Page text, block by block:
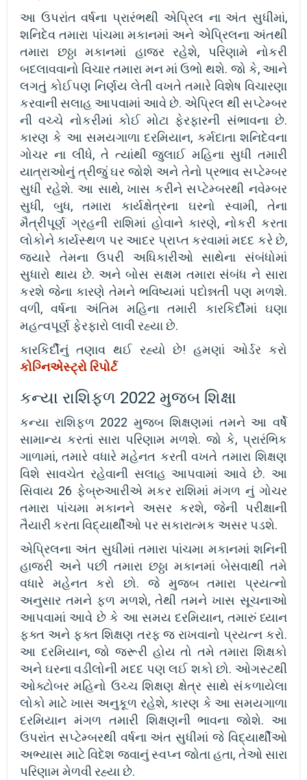
આ ઉપરાંત વર્ષના પ્રારંભથી એપ્રિલ ના અંત સુધીમાં,
શનિદેવ તમારા પાંચમા મકાનમાં અને એપ્રિલના અંતથી
તમારા છઠ્ઠા મકાનમાં હાજર રહેશે, પરિણામે નોકરી
બદલાવવાનો વિચાર તમારા મન માં ઉભો થશે. જો કે, આને
લગતું કોઈપણ નિર્ણય લેતી વખતે તમારે વિશેષ વિચારણા
કરવાની સલાહ આપવામાં આવે છે. એપ્રિલ થી સપ્ટેમ્બર
ની વચ્ચે નોકરીમાં કોઈ મોટા ફેરફારની સંભાવના છે.
કારણ કે આ સમયગાળા દરમિયાન, કર્મદાતા શનિદેવના
ગોચર ના લીધે, તે ત્યાંથી જુલાઈ મહિના સુધી તમારી
યાત્રાઓનું ત્રીજું ઘર જોશે અને તેનો પ્રભાવ સપ્ટેમ્બર
સુધી રહેશે. આ સાથે, ખાસ કરીને સપ્ટેમ્બરથી નવેમ્બર
સુધી, બુધ, તમારા કાર્યક્ષેત્રના ઘરનો સ્વામી, તેના
મૈત્રીપૂર્ણ ગ્રહની રાશિમાં હોવાને કારણે, નોકરી કરતા
લોકોને કાર્યસ્થળ પર આદર પ્રાપ્ત કરવામાં મદદ કરે છે,
જ્યારે તેમના ઉપરી અધિકારીઓ સાથેના સંબંધોમાં
સુધારો થાય છે. અને બોસ સક્ષમ તમારા સંબંધ ને સારા
કરશે જેના કારણે તેમને ભવિષ્યમાં પદોન્નતી પણ મળશે.
વળી, વર્ષના અંતિમ મહિના તમારી કારકિર્દીમાં ઘણા
મહત્વપૂર્ણ ફેરફારો લાવી રહ્યા છે.
કારકિર્દીનું તણાવ થઈ રહ્યો છે! હમણાં ઓર્ડર કરો
કોગ્નિએસ્ટ્રો રિપોર્ટ
કન્યા રાશિફળ 2022 મુજબ શિક્ષા
કન્યા રાશિફળ 2022 મુજબ શિક્ષણમાં તમને આ વર્ષે
સામાન્ય કરતાં સારા પરિણામ મળશે. જો કે, પ્રારંભિક
ગાળામાં, તમારે વધારે મહેનત કરતી વખતે તમારા શિક્ષણ
વિશે સાવચેત રહેવાની સલાહ આપવામાં આવે છે. આ
સિવાય 26 ફેબ્રુઆરીએ મકર રાશિમાં મંગળ નું ગોચર
તમારા પાંચમા મકાનને અસર કરશે, જેની પરીક્ષાની
તૈયારી કરતા વિદ્યાર્થીઓ પર સકારાત્મક અસર પડશે.
એપ્રિલના અંત સુધીમાં તમારા પાંચમા મકાનમાં શનિની
હાજરી અને પછી તમારા છઠ્ઠા મકાનમાં બેસવાથી તમે
વધારે મહેનત કરો છો. જે મુજબ તમારા પ્રયત્નો
અનુસાર તમને ફળ મળશે, તેથી તમને ખાસ સૂચનાઓ
આપવામાં આવે છે કે આ સમય દરમિયાન, તમારું ધ્યાન
ફક્ત અને ફક્ત શિક્ષણ તરફ જ રાખવાનો પ્રયત્ન કરો.
આ દરમિયાન, જો જરૂરી હોય તો તમે તમારા શિક્ષકો
અને ઘરના વડીલોની મદદ પણ લઈ શકો છો. ઓગસ્ટથી
ઓક્ટોબર મહિનો ઉચ્ચ શિક્ષણ ક્ષેત્ર સાથે સંકળાયેલા
લોકો માટે ખાસ અનુકૂળ રહેશે, કારણ કે આ સમયગાળા
દરમિયાન મંગળ તમારી શિક્ષણની ભાવના જોશે. આ
ઉપરાંત સપ્ટેમ્બરથી વર્ષના અંત સુધીમાં જે વિદ્યાર્થીઓ
અભ્યાસ માટે વિદેશ જવાનું સ્વપ્ન જોતા હતા, તેઓ સારા
પરિણામ મેળવી રહ્યા છે.